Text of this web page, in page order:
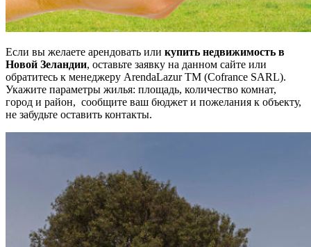
Если вы желаете арендовать или купить недвижимость в
Новой Зеландии, оставьте заявку на данном сайте или
обратитесь к менеджеру ArendaLazur TM (Cofrance SARL).
Укажите параметры жилья: площадь, количество комнат,
город и район, сообщите ваш бюджет и пожелания к объекту,
не забудьте оставить контакты.